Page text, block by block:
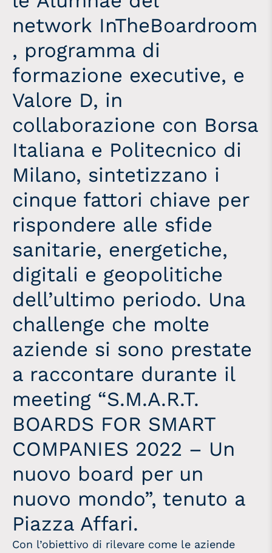
network InTheBoardroom
, programma di
formazione executive, e
Valore D, in
collaborazione con Borsa
Italiana e Politecnico di
Milano, sintetizzano i
cinque fattori chiave per
rispondere alle sfide
sanitarie, energetiche,
digitali e geopolitiche
dell’ultimo periodo. Una
challenge che molte
aziende si sono prestate
a raccontare durante il
meeting “S.M.A.R.T.
BOARDS FOR SMART
COMPANIES 2022 – Un
nuovo board per un
nuovo mondo”, tenuto a
Piazza Affari.
Con l’obiettivo di rilevare come le aziende